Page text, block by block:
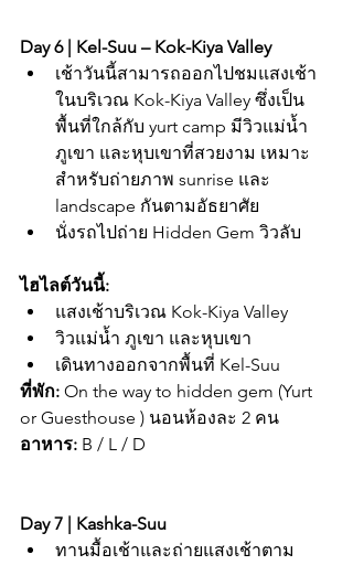
Day 6 | Kel-Suu – Kok-Kiya Valley
เช้าวันนี้สามารถออกไปชมแสงเช้า
ในบริเวณ Kok-Kiya Valley ซึ่งเป็น
พื้นที่ใกล้กับ yurt camp มีวิวแม่น้ำ
ภูเขา และหุบเขาที่สวยงาม เหมาะ
สำหรับถ่ายภาพ sunrise และ
landscape กันตามอัธยาศัย
นั่งรถไปถ่าย Hidden Gem วิวลับ
ไฮไลต์วันนี้:
แสงเช้าบริเวณ Kok-Kiya Valley
วิวแม่น้ำ ภูเขา และหุบเขา
เดินทางออกจากพื้นที่ Kel-Suu
ที่พัก: On the way to hidden gem (Yurt
or Guesthouse ) นอนห้องละ 2 คน
อาหาร: B / L / D
Day 7 | Kashka-Suu
ทานมื้อเช้าและถ่ายแสงเช้าตาม